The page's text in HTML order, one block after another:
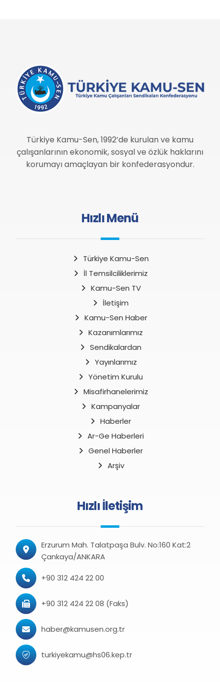
Türkiye Kamu-Sen, 1992’de kurulan ve kamu
çalışanlarının ekonomik, sosyal ve özlük haklarını
korumayı amaçlayan bir konfederasyondur.
Hızlı Menü
Türkiye Kamu-Sen
İl Temsilciliklerimiz
Kamu-Sen TV
İletişim
Kamu-Sen Haber
Kazanımlarımız
Sendikalardan
Yayınlarımız
Yönetim Kurulu
Misafirhanelerimiz
Kampanyalar
Haberler
Ar-Ge Haberleri
Genel Haberler
Arşiv
Hızlı İletişim
Erzurum Mah. Talatpaşa Bulv. No:160 Kat:2
Çankaya/ANKARA
+90 312 424 22 00
+90 312 424 22 08 (Faks)
haber@kamusen.org.tr
turkiyekamu@hs06.kep.tr